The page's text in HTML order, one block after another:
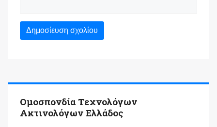
Ομοσπονδία Τεχνολόγων
Ακτινολόγων Ελλάδος